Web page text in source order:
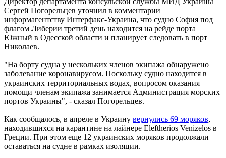
Сергей Погорельцев уточнил в комментарии
информагентству Интерфакс-Украина, что судно София под
флагом Либерии третий день находится на рейде порта
Южный в Одесской области и планирует следовать в порт
Николаев.
"На борту судна у нескольких членов экипажа обнаружено
заболевание коронавирусом. Поскольку судно находится в
украинских территориальных водах, вопросом оказания
помощи членам экипажа занимается Администрация морских
портов Украины", - сказал Погорельцев.
Как сообщалось, в апреле в Украину вернулись 69 моряков,
находившихся на карантине на лайнере Eleftherios Venizelos в
Греции. При этом еще 12 украинских моряков продолжали
оставаться на судне в рамках изоляции.